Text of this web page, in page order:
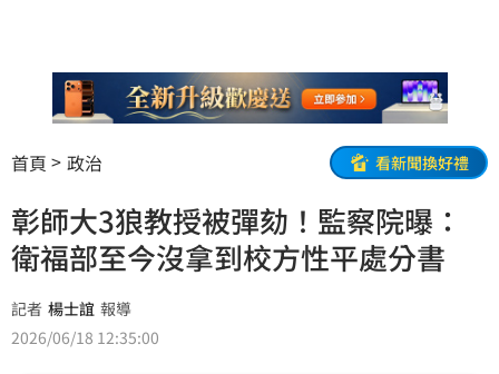
首頁 政治 看新聞換好禮
彰師大3狼教授被彈劾！監察院曝：
衛福部至今沒拿到校方性平處分書
記者 楊士誼 報導
2026/06/18 12:35:00